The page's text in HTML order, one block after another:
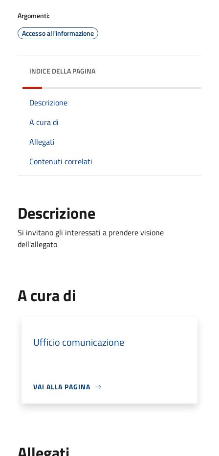
Argomenti:
Accesso all'informazione
INDICE DELLA PAGINA
Descrizione
A cura di
Allegati
Contenuti correlati
Descrizione
Si invitano gli interessati a prendere visione
dell'allegato
A cura di
Ufficio comunicazione
VAI ALLA PAGINA